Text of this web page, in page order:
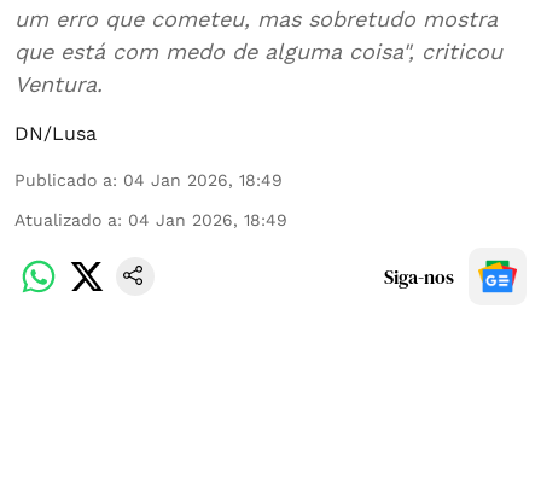
um erro que cometeu, mas sobretudo mostra
que está com medo de alguma coisa", criticou
Ventura.
DN/Lusa
Publicado a: 04 Jan 2026, 18:49
Atualizado a: 04 Jan 2026, 18:49
Siga-nos